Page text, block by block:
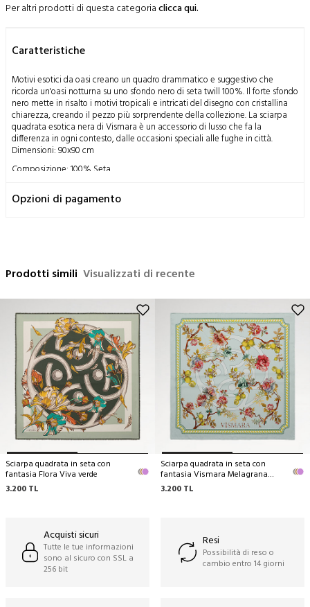
Per altri prodotti di questa categoriaclicca qui.
Caratteristiche
Motivi esotici da oasi creano un quadro drammatico e suggestivo che
ricorda un'oasi notturna su uno sfondo nero di seta twill 100%. Il forte sfondo
nero mette in risalto i motivi tropicali e intricati del disegno con cristallina
chiarezza, creando il pezzo più sorprendente della collezione. La sciarpa
quadrata esotica nera di Vismara è un accessorio di lusso che fa la
differenza in ogni contesto, dalle occasioni speciali alle fughe in città.
Dimensioni: 90x90 cm
Composizione: 100% Seta
Questo prodotto, ottenuto dalla lavorazione dei bozzoli del baco da
Non è consentito il lavaggio a mano,
Non è consentito strizzare.
Opzioni di pagamento
Prodotti simili Visualizzati di recente
Sciarpa quadrata in seta con
fantasia Flora Viva verde
3.200 TL
Sciarpa quadrata in seta con
fantasia Vismara Melagrana
menta
3.200 TL
Acquisti sicuri
Tutte le tue informazioni
sono al sicuro con SSL a
256 bit
Resi
Possibilità di reso o
cambio entro 14 giorni